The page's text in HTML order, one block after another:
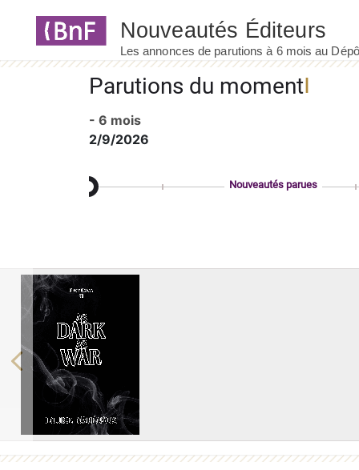
Parutions du moment
- 6 mois
2/9/2026
Nouveautés parues
Previous